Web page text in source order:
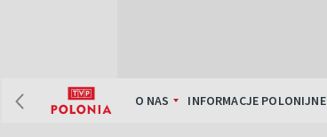
O NAS INFORMACJE POLONIJNE